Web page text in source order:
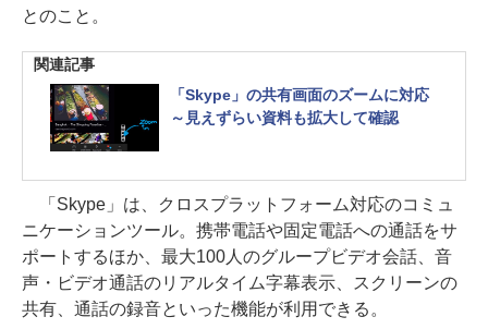
とのこと。
関連記事
「Skype」の共有画面のズームに対応
～見えずらい資料も拡大して確認
「Skype」は、クロスプラットフォーム対応のコミュ
ニケーションツール。携帯電話や固定電話への通話をサ
ポートするほか、最大100人のグループビデオ会話、音
声・ビデオ通話のリアルタイム字幕表示、スクリーンの
共有、通話の録音といった機能が利用できる。